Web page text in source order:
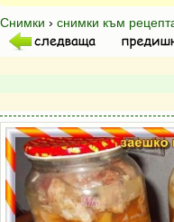
Снимки › снимки към